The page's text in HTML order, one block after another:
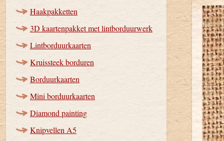
Haakpakketten
3D kaartenpakket met lintborduurwerk
Lintborduurkaarten
Kruissteek borduren
Borduurkaarten
Mini borduurkaarten
Diamond painting
Knipvellen A5